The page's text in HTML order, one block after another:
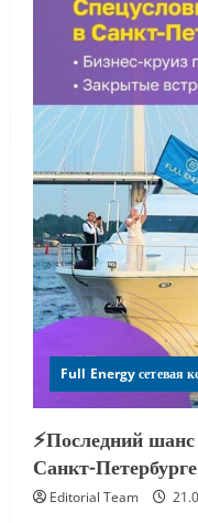
Full Energy сетевая
⚡️Последний
Санкт-
Editorial Team